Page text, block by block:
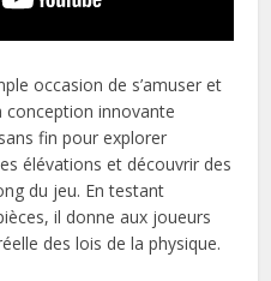
occasion de s’amuser et
conception innovante
fin pour explorer
élévations et découvrir des
du jeu. En testant
il donne aux joueurs
des lois de la physique.